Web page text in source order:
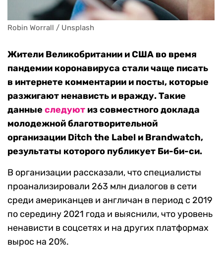
Robin Worrall / Unsplash
Жители Великобритании и США во время
пандемии коронавируса стали чаще писать
в интернете комментарии и посты, которые
разжигают ненависть и вражду. Такие
данные следуют из совместного доклада
молодежной благотворительной
организации Ditch the Label и Brandwatch,
результаты которого публикует Би-би-си.
В организации рассказали, что специалисты
проанализировали 263 млн диалогов в сети
среди американцев и англичан в период с 2019
по середину 2021 года и выяснили, что уровень
ненависти в соцсетях и на других платформах
вырос на 20%.